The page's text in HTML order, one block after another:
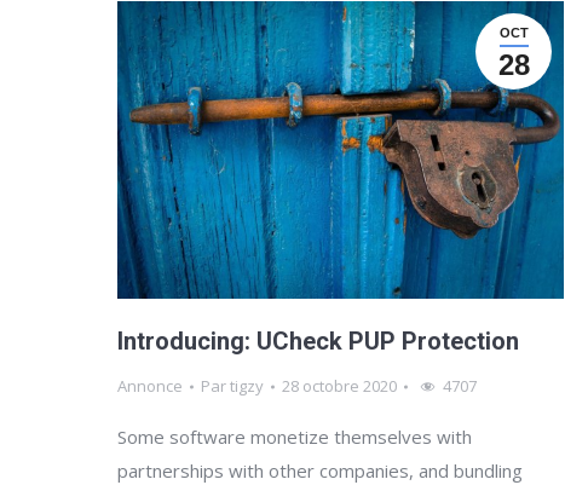
OCT
28
Introducing: UCheck PUP Protection
Annonce Partigzy 28 octobre 2020 4707
Some software monetize themselves with
partnerships with other companies, and bundling